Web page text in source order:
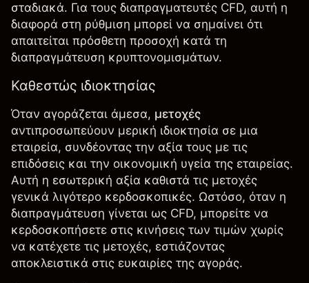
σταδιακά. Για τους διαπραγματευτές CFD, αυτή η
διαφορά στη ρύθμιση μπορεί να σημαίνει ότι
απαιτείται πρόσθετη προσοχή κατά τη
διαπραγμάτευση κρυπτονομισμάτων.
Καθεστώς ιδιοκτησίας
Όταν αγοράζεται άμεσα, μετοχές
αντιπροσωπεύουν μερική ιδιοκτησία σε μια
εταιρεία, συνδέοντας την αξία τους με τις
επιδόσεις και την οικονομική υγεία της εταιρείας.
Αυτή η εσωτερική αξία καθιστά τις μετοχές
γενικά λιγότερο κερδοσκοπικές. Ωστόσο, όταν η
διαπραγμάτευση γίνεται ως CFD, μπορείτε να
κερδοσκοπήσετε στις κινήσεις των τιμών χωρίς
να κατέχετε τις μετοχές, εστιάζοντας
αποκλειστικά στις ευκαιρίες της αγοράς.